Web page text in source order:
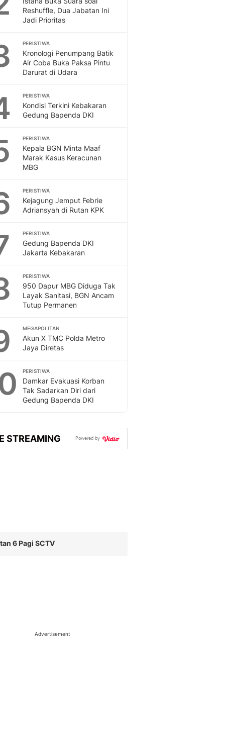
Reshuffle, Dua Jabatan Ini
Jadi Prioritas
PERISTIWA
Kronologi Penumpang Batik
Air Coba Buka Paksa Pintu
Darurat di Udara
PERISTIWA
Kondisi Terkini Kebakaran
Gedung Bapenda DKI
PERISTIWA
Kepala BGN Minta Maaf
Marak Kasus Keracunan
MBG
PERISTIWA
Kejagung Jemput Febrie
Adriansyah di Rutan KPK
PERISTIWA
Gedung Bapenda DKI
Jakarta Kebakaran
PERISTIWA
950 Dapur MBG Diduga Tak
Layak Sanitasi, BGN Ancam
Tutup Permanen
MEGAPOLITAN
Akun X TMC Polda Metro
Jaya Diretas
PERISTIWA
Damkar Evakuasi Korban
Tak Sadarkan Diri dari
Gedung Bapenda DKI
STREAMING Powered by
6 Pagi SCTV
Advertisement